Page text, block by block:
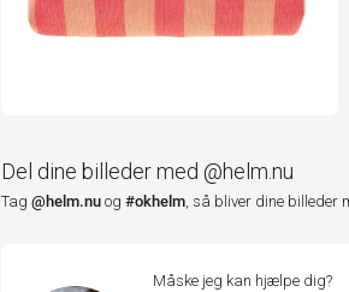
Del dine billeder med @helm.nu
Tag @helm.nu og #okhelm, så bliver dine billeder
Måske jeg kan hjælpe dig?